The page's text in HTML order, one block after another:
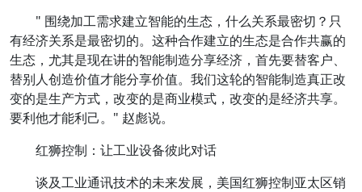
" 围绕加工需求建立智能的生态，什么关系最密切？只
有经济关系是最密切的。这种合作建立的生态是合作共赢的
生态，尤其是现在讲的智能制造分享经济，首先要替客户、
替别人创造价值才能分享价值。我们这轮的智能制造真正改
变的是生产方式，改变的是商业模式，改变的是经济共享。
要利他才能利己。" 赵彪说。
红狮控制：让工业设备彼此对话
谈及工业通讯技术的未来发展，美国红狮控制亚太区销